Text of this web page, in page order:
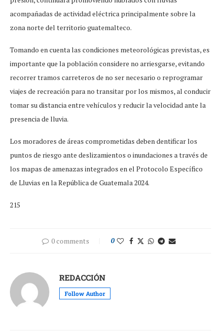
acompañadas de actividad eléctrica principalmente sobre la
zona norte del territorio guatemalteco.
Tomando en cuenta las condiciones meteorológicas previstas, es
importante que la población considere no arriesgarse, evitando
recorrer tramos carreteros de no ser necesario o reprogramar
viajes de recreación para no transitar por los mismos, al conducir
tomar su distancia entre vehículos y reducir la velocidad ante la
presencia de lluvia.
Los moradores de áreas comprometidas deben dentificar los
puntos de riesgo ante deslizamientos o inundaciones a través de
los mapas de amenazas integrados en el Protocolo Específico
de Lluvias en la República de Guatemala 2024.
215
0 comments 0
REDACCIÓN
Follow Author